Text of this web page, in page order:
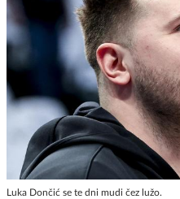
Luka Dončić se te dni mudi čez lužo.